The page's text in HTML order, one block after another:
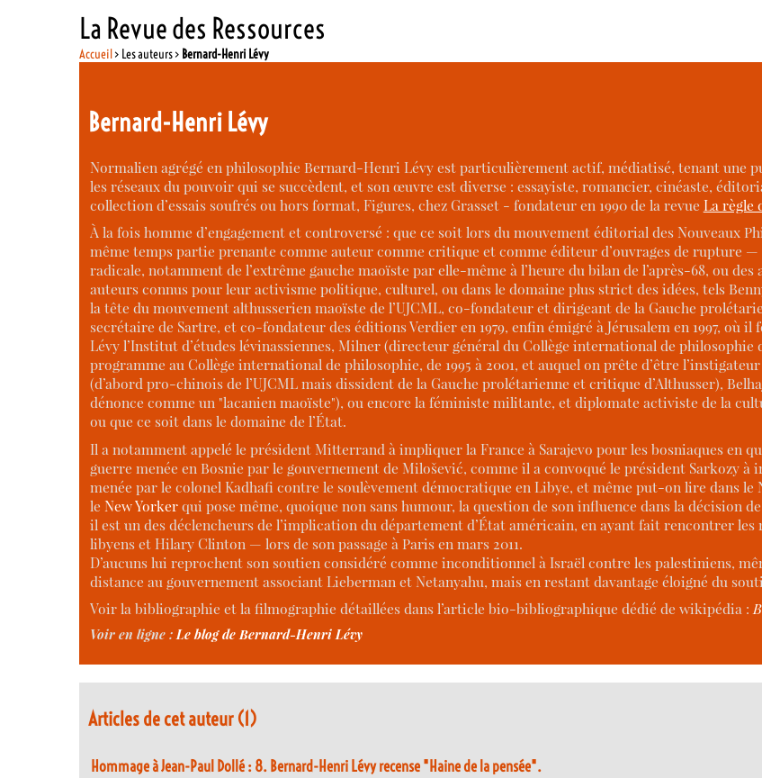
La Revue des Ressources
Accueil> Les auteurs > Bernard-Henri Lévy
Bernard-Henri Lévy
Normalien agrégé en philosophie Bernard-Henri Lévy est particulièrement actif, médiatisé, tenant une
les réseaux du pouvoir qui se succèdent, et son œuvre est diverse : essayiste, romancier, cinéaste,
collection d’essais soufrés ou hors format, Figures, chez Grasset - fondateur en 1990 de la revue La règle
À la fois homme d’engagement et controversé : que ce soit lors du mouvement éditorial des Nouveaux
même temps partie prenante comme auteur comme critique et comme éditeur d’ouvrages de rupture
radicale, notamment de l’extrême gauche maoïste par elle-même à l’heure du bilan de l’après-68, ou
auteurs connus pour leur activisme politique, culturel, ou dans le domaine plus strict des idées, tels
la tête du mouvement althusserien maoïste de l’UJCML, co-fondateur et dirigeant de la Gauche
secrétaire de Sartre, et co-fondateur des éditions Verdier en 1979, enfin émigré à Jérusalem en 1997, où
Lévy l’Institut d’études lévinassiennes, Milner (directeur général du Collège international de philosophie
programme au Collège international de philosophie, de 1995 à 2001, et auquel on prête d’être
(d’abord pro-chinois de l’UJCML mais dissident de la Gauche prolétarienne et critique d’Althusser),
dénonce comme un "lacanien maoïste"), ou encore la féministe militante, et diplomate activiste de la
ou que ce soit dans le domaine de l’État.
Il a notamment appelé le président Mitterrand à impliquer la France à Sarajevo pour les bosniaques en
guerre menée en Bosnie par le gouvernement de Milošević, comme il a convoqué le président Sarkozy à
menée par le colonel Kadhafi contre le soulèvement démocratique en Libye, et même put-on lire dans le
le New Yorkerqui pose même, quoique non sans humour, la question de son influence dans la décision
il est un des déclencheurs de l’implication du département d’État américain, en ayant fait rencontrer
libyens et Hilary Clinton — lors de son passage à Paris en mars 2011.
D’aucuns lui reprochent son soutien considéré comme inconditionnel à Israël contre les palestiniens,
distance au gouvernement associant Lieberman et Netanyahu, mais en restant davantage éloigné du
Voir la bibliographie et la filmographie détaillées dans l’article bio-bibliographique dédié de wikipédia :
Voir en ligne :Le blog de Bernard-Henri Lévy
Articles de cet auteur (1)
Hommage à Jean-Paul Dollé : 8. Bernard-Henri Lévy recense "Haine de la pensée".